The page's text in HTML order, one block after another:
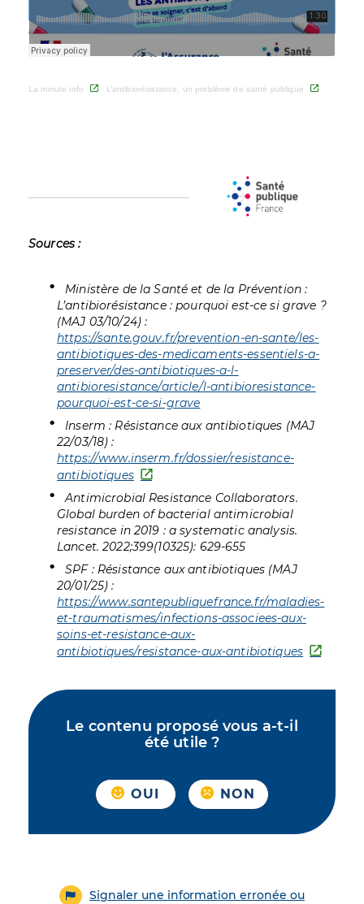
La minute info · L’antibiorésistance, un problème de santé publique
Sources :
Ministère de la Santé et de la Prévention :
L’antibiorésistance : pourquoi est-ce si grave ?
(MAJ 03/10/24) :
https://sante.gouv.fr/prevention-en-sante/les-
antibiotiques-des-medicaments-essentiels-a-
preserver/des-antibiotiques-a-l-
antibioresistance/article/l-antibioresistance-
pourquoi-est-ce-si-grave
Inserm : Résistance aux antibiotiques (MAJ
22/03/18) :
https://www.inserm.fr/dossier/resistance-
antibiotiques
Antimicrobial Resistance Collaborators.
Global burden of bacterial antimicrobial
resistance in 2019 : a systematic analysis.
Lancet. 2022;399(10325): 629-655
SPF : Résistance aux antibiotiques (MAJ
20/01/25) :
https://www.santepubliquefrance.fr/maladies-
et-traumatismes/infections-associees-aux-
soins-et-resistance-aux-
antibiotiques/resistance-aux-antibiotiques
Le contenu proposé vous a-t-il
été utile ?
OUI NON
Signaler une information erronée ou